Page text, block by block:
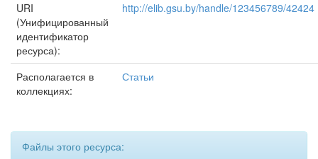
URI
(Унифицированный
идентификатор
ресурса):
http://elib.gsu.by/handle/123456789/42424
Располагается в
коллекциях:
Статьи
Файлы этого ресурса: